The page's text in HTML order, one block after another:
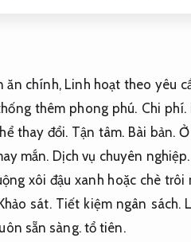
ăn chính, Linh hoạt theo yêu
thêm phong phú. Chi phí.
thay đổi. Tận tâm. Bài bản.
mắn. Dịch vụ chuyên nghiệp.
xôi đậu xanh hoặc chè trôi
Khảo sát. Tiết kiệm ngân sách.
sẵn sàng.tổ tiên.